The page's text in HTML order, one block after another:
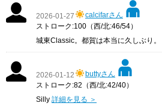
2026-01-27
calcifarさん
ストローク:100（西/北:46/54）
城東Classic。都賀は本当に久しぶり。
2026-01-12
buttyさん
ストローク:82（西/北:42/40）
Silly 詳細を見る ＞